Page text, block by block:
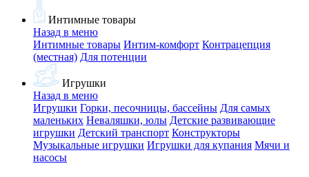
Интимные товары
Назад в меню
Интимные товары Интим-комфорт Контрацепция
(местная) Для потенции
Игрушки
Назад в меню
Игрушки Горки, песочницы, бассейны Для самых
маленьких Неваляшки, юлы Детские развивающие
игрушки Детский транспорт Конструкторы
Музыкальные игрушки Игрушки для купания Мячи и
насосы